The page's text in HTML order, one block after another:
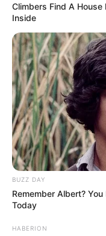
Climbers Find A
Inside
BUZZ DAY
Remember Albert?
Today
HABERION